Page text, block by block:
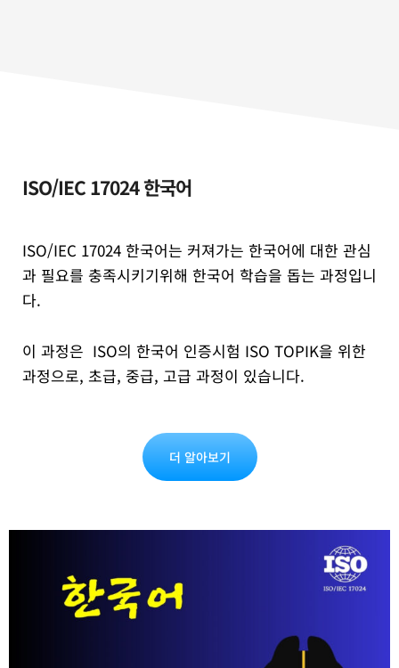
ISO/IEC 17024 한국어
ISO/IEC 17024 한국어는 커져가는 한국어에 대한 관심
과 필요를 충족시키기위해 한국어 학습을 돕는 과정입니
다.
이 과정은 ISO의 한국어 인증시험 ISO TOPIK을 위한
과정으로, 초급, 중급, 고급 과정이 있습니다.
더 알아보기